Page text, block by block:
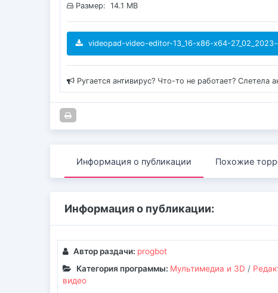
Размер: 14.1 MB
videopad-video-editor-13_16-x86-x64-
Ругается антивирус? Что-то не работает? Слетела
Информация о публикации Похожие
Информация о публикации:
Автор раздачи: progbot
Категория программы: Мультимедиа и 3D /
видео